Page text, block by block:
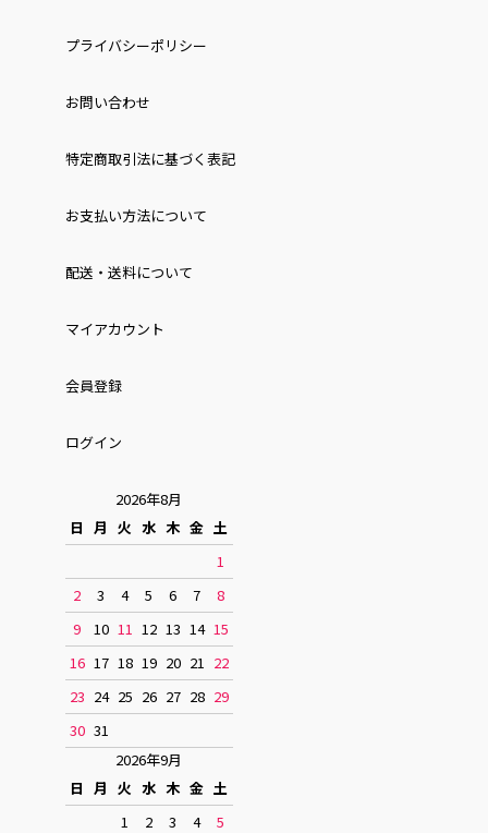
プライバシーポリシー
お問い合わせ
特定商取引法に基づく表記
お⽀払い⽅法について
配送・送料について
マイアカウント
会員登録
ログイン
2026年8月
日
月 火 水 木 金 土
1
2
3 4 5 6 7
8
9
10 11 12 13 14 15
16 17 18 19 20 21
22
23 24 25 26 27 28 29
30 31
2026年9月
日
月 火 水 木 金 土
1
2 3 4 5